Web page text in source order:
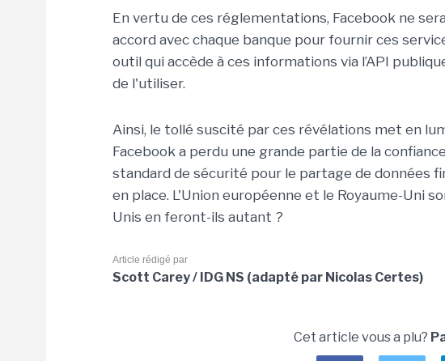
En vertu de ces réglementations, Facebook ne
accord avec chaque banque pour fournir ces
outil qui accède à ces informations via l’API
de l'utiliser.
Ainsi, le tollé suscité par ces révélations met en
Facebook a perdu une grande partie de la
standard de sécurité pour le partage de données
en place. L'Union européenne et le Royaume-Uni
Unis en feront-ils autant ?
Article rédigé par
Scott Carey / IDG NS (adapté par Nicolas Certes)
Cet article vous a plu?